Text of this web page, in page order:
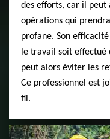
des efforts, car il
opérations qui
profane. Son
le travail soit effectué
peut alors éviter les
Ce professionnel est
fil.